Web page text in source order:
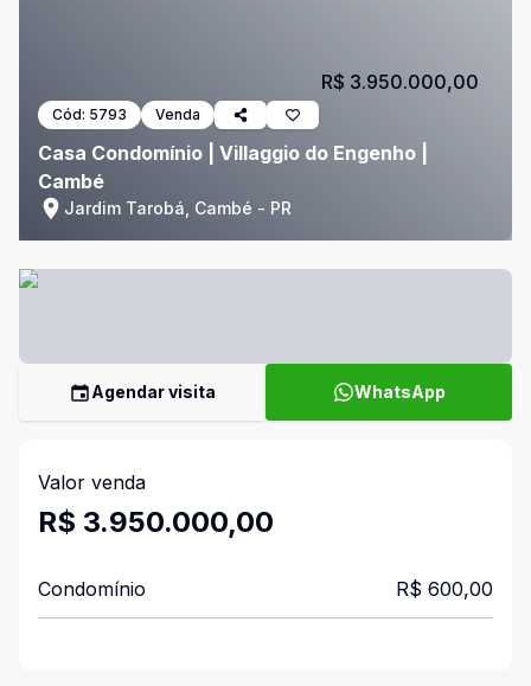
Cód: 5793 Venda
Casa Condomínio | Villaggio do Engenho |
Cambé
Jardim Tarobá, Cambé - PR
R$ 3.950.000,00
Agendar visita WhatsApp
Valor venda
R$ 3.950.000,00
Condomínio R$ 600,00